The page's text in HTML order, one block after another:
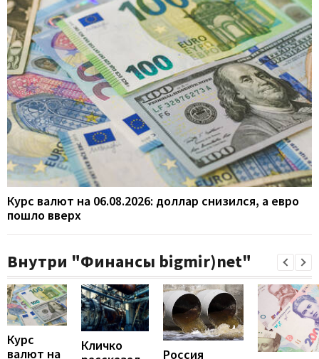
Курс валют на 06.08.2026: доллар снизился, а евро
пошло вверх
Внутри "Финансы bigmir)net"
Курс
валют на
Кличко
Россия